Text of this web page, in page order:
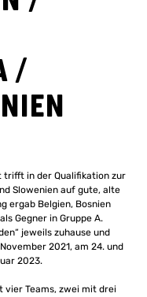
/
trifft in der Qualifikation zur
Slowenien auf gute, alte
ergab Belgien, Bosnien
Gegner in Gruppe A.
jeweils zuhause und
2021, am 24. und
2023.
vier Teams, zwei mit drei